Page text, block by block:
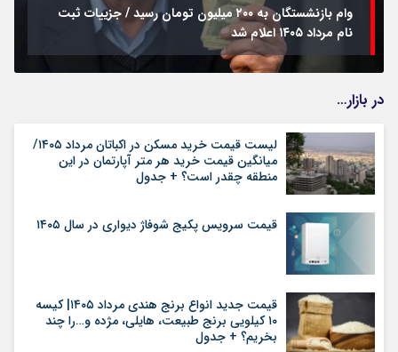
وام بازنشستگان به ۲۰۰ میلیون تومان رسید / جزییات ثبت
نام مرداد ۱۴۰۵ اعلام شد
در بازار…
لیست قیمت خرید مسکن در اکباتان مرداد ۱۴۰۵/
میانگین قیمت خرید هر متر آپارتمان در این
منطقه چقدر است؟ + جدول
قیمت سرویس پکیج شوفاژ دیواری در سال ۱۴۰۵
قیمت جدید انواع برنج هندی مرداد ۱۴۰۵| کیسه
۱۰ کیلویی برنج طبیعت، هایلی، مژده و…را چند
بخریم؟ + جدول